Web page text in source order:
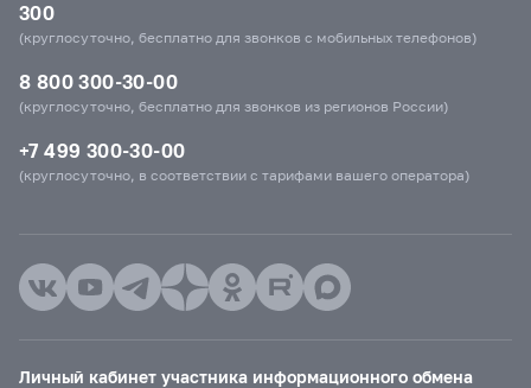
300
(круглосуточно, бесплатно для звонков с мобильных телефонов)
8 800 300-30-00
(круглосуточно, бесплатно для звонков из регионов России)
+7 499 300-30-00
(круглосуточно, в соответствии с тарифами вашего оператора)
Личный кабинет участника информационного обмена